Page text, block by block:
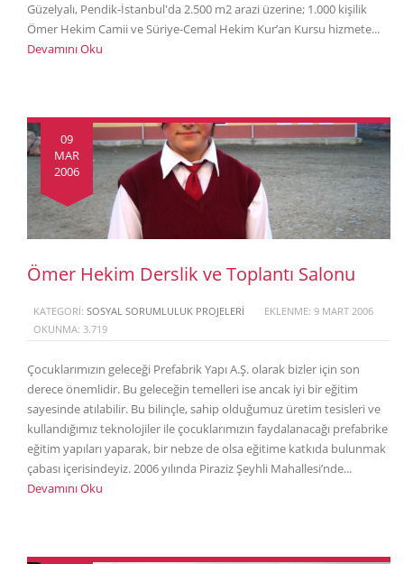
Güzelyalı, Pendik-İstanbul'da 2.500 m2 arazi üzerine; 1.000 kişilik
Ömer Hekim Camii ve Süriye-Cemal Hekim Kur’an Kursu hizmete...
Devamını Oku
09
MAR
2006
Ömer Hekim Derslik ve Toplantı Salonu
KATEGORI: SOSYAL SORUMLULUK PROJELERI
EKLENME: 9 MART 2006
OKUNMA: 3.719
Çocuklarımızın geleceği Prefabrik Yapı A.Ş. olarak bizler için son
derece önemlidir. Bu geleceğin temelleri ise ancak iyi bir eğitim
sayesinde atılabilir. Bu bilinçle, sahip olduğumuz üretim tesisleri ve
kullandığımız teknolojiler ile çocuklarımızın faydalanacağı prefabrike
eğitim yapıları yaparak, bir nebze de olsa eğitime katkıda bulunmak
çabası içerisindeyiz. 2006 yılında Piraziz Şeyhli Mahallesi’nde...
Devamını Oku